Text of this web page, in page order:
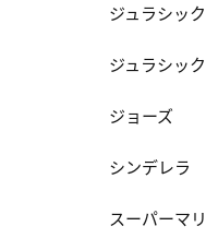
ジュラシッ
ジュラシッ
ジョーズ
シンデレラ
スーパーマ